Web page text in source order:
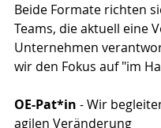
Beide Formate richten
Teams, die aktuell eine
Unternehmen
wir den Fokus auf "im
OE-Pat*in - Wir
agilen Veränderung